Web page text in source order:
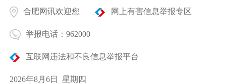
合肥网讯欢迎您 网上有害信息举报专区
举报电话：962000
互联网违法和不良信息举报平台
2026年8月6日 星期四